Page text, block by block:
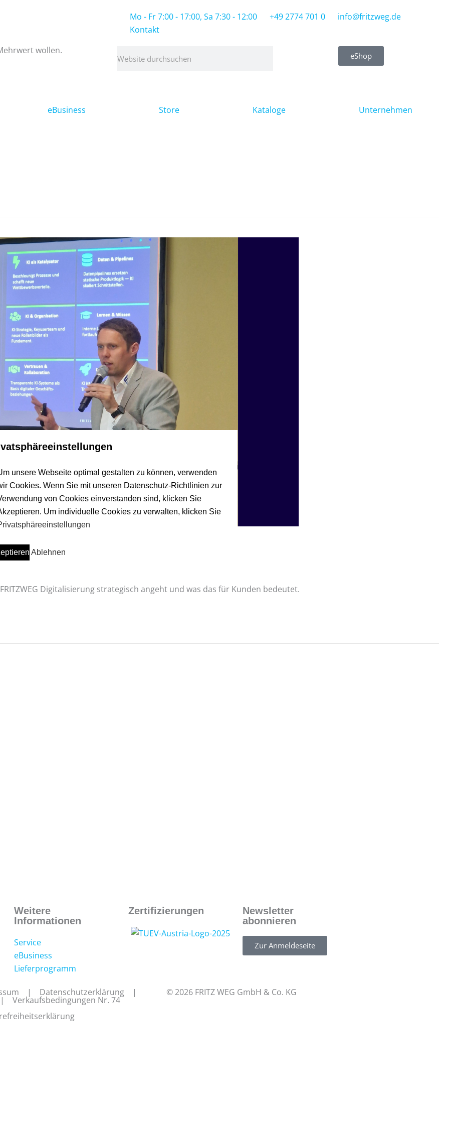
Mo - Fr 7:00 - 17:00, Sa 7:30 - 12:00 +49 2774 701 0
info@fritzweg.de
Kontakt
wollen.
eShop
eBusiness Store Kataloge Unternehmen
Digitalisierung strategisch angeht und was das für Kunden bedeutet.
Weitere
Informationen
Service
eBusiness
Lieferprogramm
Zertifizierungen
Newsletter
abonnieren
Zur Anmeldeseite
| Datenschutzerklärung|
Verkaufsbedingungen Nr. 74
© 2026 FRITZ WEG GmbH & Co. KG
unsere Webseite optimal gestalten zu können, verwenden
Cookies. Wenn Sie mit unseren Datenschutz-Richtlinien zur
von Cookies einverstanden sind, klicken Sie
Um individuelle Cookies zu verwalten, klicken Sie
Ablehnen